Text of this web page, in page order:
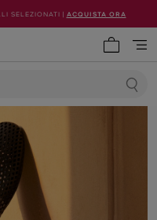
SELEZIONATI | ACQUISTA ORA